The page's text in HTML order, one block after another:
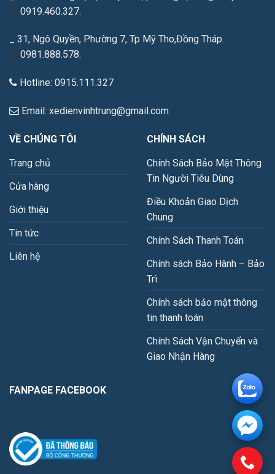
0919.460.327.
_ 31, Ngô Quyền, Phường 7, Tp Mỹ Tho,Đồng Tháp.
0981.888.578.
Hotline: 0915.111.327
Email: xedienvinhtrung@gmail.com
VỀ CHÚNG TÔI
Trang chủ
Cửa hàng
Giới thiệu
Tin tức
Liên hệ
CHÍNH SÁCH
Chính Sách Bảo Mật Thông
Tin Người Tiêu Dùng
Điều Khoản Giao Dịch
Chung
Chính Sách Thanh Toán
Chính sách Bảo Hành – Bảo
Trì
Chính sách bảo mật thông
tin thanh toán
Chính Sách Vận Chuyển và
Giao Nhận Hàng
FANPAGE FACEBOOK